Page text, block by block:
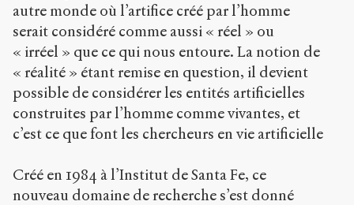
autre monde où l’artifice créé par l’homme
serait considéré comme aussi « réel » ou
« irréel » que ce qui nous entoure. La notion de
« réalité » étant remise en question, il devient
possible de considérer les entités artificielles
construites par l’homme comme vivantes, et
c’est ce que font les chercheurs en vie artificielle
Créé en 1984 à l’Institut de Santa Fe, ce
nouveau domaine de recherche s’est donné